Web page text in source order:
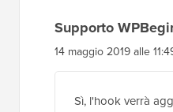
Supporto
14 maggio 2019 alle
Sì, l'hook verrà